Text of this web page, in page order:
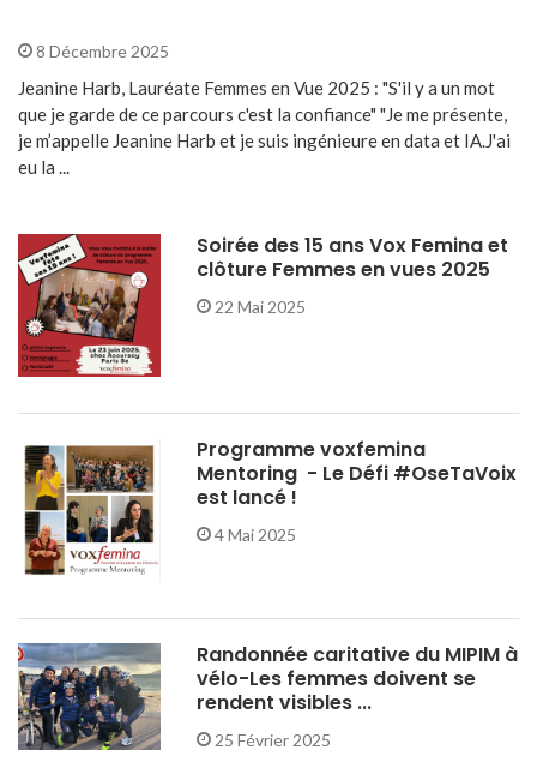
8 Décembre 2025
Jeanine Harb, Lauréate Femmes en Vue 2025 : "S'il y a un mot
que je garde de ce parcours c'est la confiance" "Je me présente,
je m’appelle Jeanine Harb et je suis ingénieure en data et IA.J'ai
eu la ...
Soirée des 15 ans Vox Femina et
clôture Femmes en vues 2025
22 Mai 2025
Programme voxfemina
Mentoring - Le Défi #OseTaVoix
est lancé !
4 Mai 2025
Randonnée caritative du MIPIM à
vélo-Les femmes doivent se
rendent visibles ...
25 Février 2025